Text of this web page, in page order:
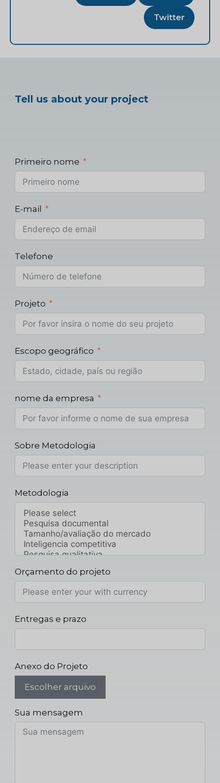
Twitter
Tell us about your project
Primeiro nome
E-mail
Telefone
Projeto
Escopo geográfico
nome da empresa
Sobre Metodologia
Metodologia
Orçamento do projeto
Entregas e prazo
Anexo do Projeto
Escolher arquivo
Sua mensagem